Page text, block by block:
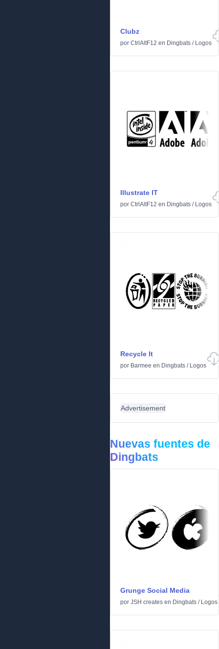
Clubz
por CtrlAltF12 en Dingbats / Logos
Illustrate IT
por CtrlAltF12 en Dingbats / Logos
Recycle It
por Barmee en Dingbats / Logos
Advertisement
Nuevas fuentes de
Dingbats
Grunge Social Media
por JSH creates en Dingbats / Logos